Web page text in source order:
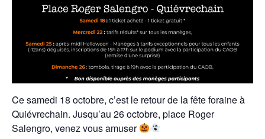
Ce samedi 18 octobre, c’est le retour de la fête foraine à
Quiévrechain. Jusqu’au 26 octobre, place Roger
Salengro, venez vous amuser